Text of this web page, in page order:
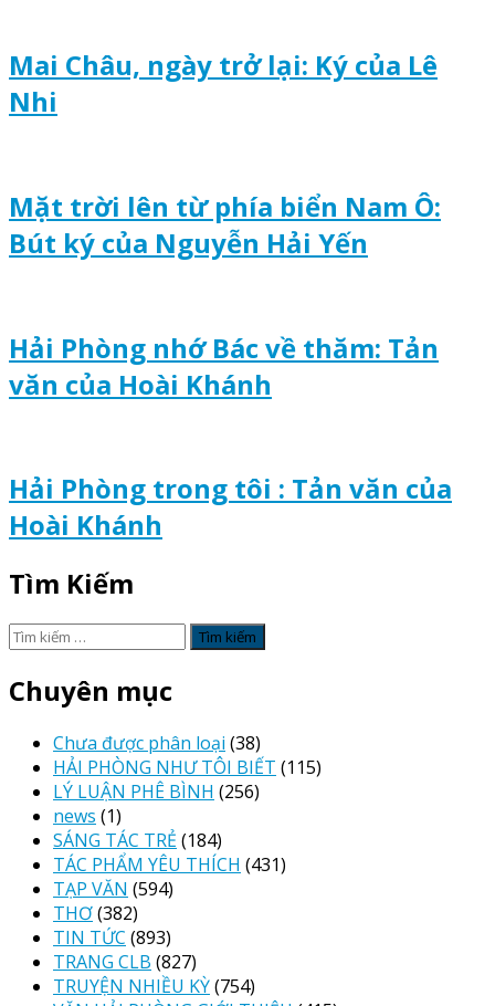
Mai Châu, ngày trở lại: Ký của Lê
Nhi
Mặt trời lên từ phía biển Nam Ô:
Bút ký của Nguyễn Hải Yến
Hải Phòng nhớ Bác về thăm: Tản
văn của Hoài Khánh
Hải Phòng trong tôi : Tản văn của
Hoài Khánh
Tìm Kiếm
Tìm
cho:
Chuyên mục
Chưa được phân loại (38)
HẢI PHÒNG NHƯ TÔI BIẾT (115)
LÝ LUẬN PHÊ BÌNH (256)
news (1)
SÁNG TÁC TRẺ (184)
TÁC PHẨM YÊU THÍCH (431)
TẠP VĂN (594)
THƠ(382)
TIN TỨC (893)
TRANG CLB (827)
TRUYỆN NHIỀU KỲ(754)